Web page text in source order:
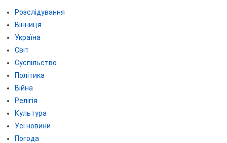
Розслідування
Вінниця
Україна
Світ
Суспільство
Політика
Війна
Релігія
Культура
Усі новини
Погода